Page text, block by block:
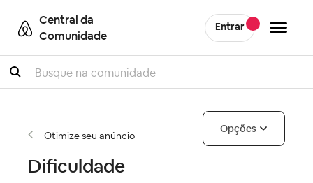
Central da
Comunidade
Entrar
Pesquisar
Otimize seu anúncio
Opções
Dificuldade